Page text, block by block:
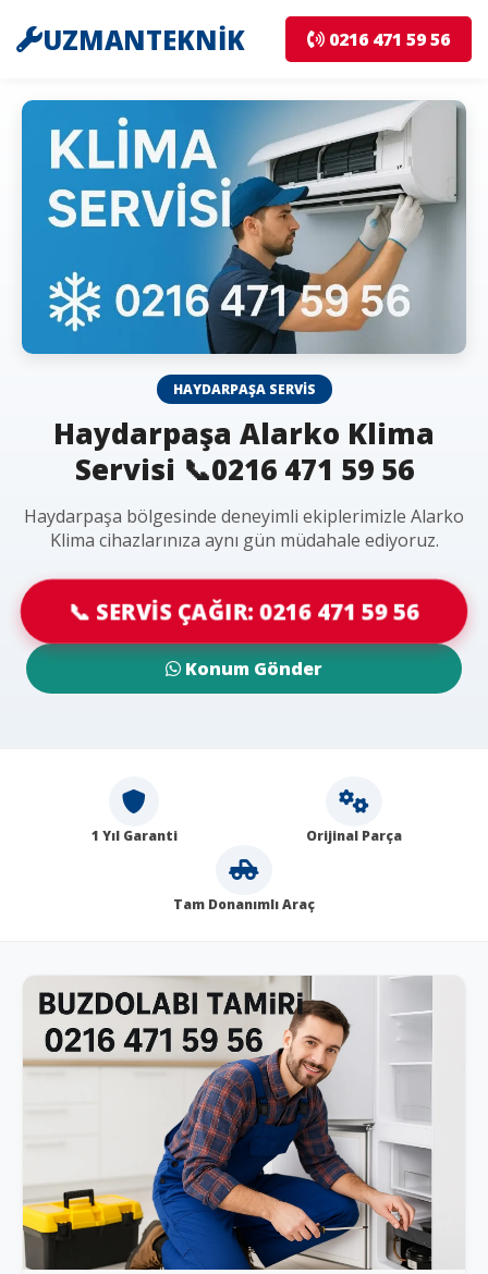
UZMANTEKNİK 0216 471 59 56
HAYDARPAŞA SERVIS
Haydarpaşa Alarko Klima
Servisi 📞0216 471 59 56
Haydarpaşa bölgesinde deneyimli ekiplerimizle Alarko
Klima cihazlarınıza aynı gün müdahale ediyoruz.
📞 SERVİS ÇAĞIR: 0216 471 59 56
Konum Gönder
1 Yıl Garanti Orijinal Parça
Tam Donanımlı Araç